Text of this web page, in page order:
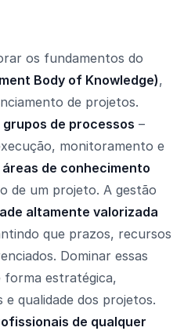
os fundamentos do
Body of Knowledge),
de projetos.
de processos –
monitoramento e
áreas de conhecimento
de um projeto. A gestão
altamente valorizada
que prazos, recursos
Dominar essas
forma estratégica,
qualidade dos projetos.
de qualquer